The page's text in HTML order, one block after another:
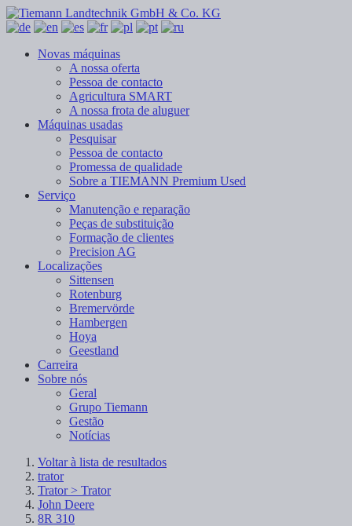
Novas máquinas
A nossa oferta
Pessoa de contacto
Agricultura SMART
A nossa frota de aluguer
Máquinas usadas
Pesquisar
Pessoa de contacto
Promessa de qualidade
Sobre a TIEMANN Premium Used
Serviço
Manutenção e reparação
Peças de substituição
Formação de clientes
Precision AG
Localizações
Sittensen
Rotenburg
Bremervörde
Hambergen
Hoya
Geestland
Carreira
Sobre nós
Geral
Grupo Tiemann
Gestão
Notícias
Voltar à lista de resultados
trator
Trator > Trator
John Deere
8R 310